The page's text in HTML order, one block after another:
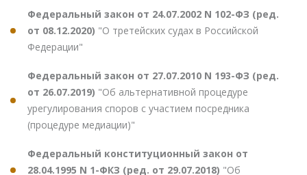
Федеральный закон от 24.07.2002 N 102-ФЗ (ред.
от 08.12.2020) "О третейских судах в Российской
Федерации"
Федеральный закон от 27.07.2010 N 193-ФЗ (ред.
от 26.07.2019) "Об альтернативной процедуре
урегулирования споров с участием посредника
(процедуре медиации)"
Федеральный конституционный закон от
28.04.1995 N 1-ФКЗ (ред. от 29.07.2018) "Об